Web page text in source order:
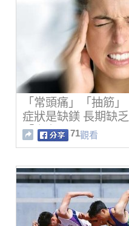
「常頭痛」「抽筋
症狀是缺鎂 長期缺
「高血壓」
71觀看